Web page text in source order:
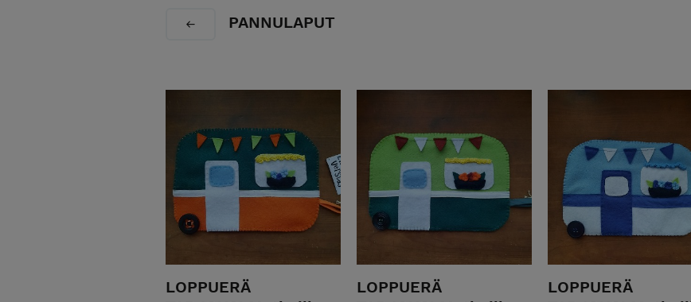
luontoon ja ekologisuuteen, niissä hyödynnetään monenlaisia
käsityötekniikoita. Tee se itse tuotteista löydät hauskoja settejä itse tehtäviin
1.6.2026 alkaen tuotteiden hinnat eivät sisällä enään ALV 25,5%, sillä
EkoRisain verstas ei ole enään arvonlisävero velvollinen liiketoiminnan
vähäisyyden vuoksi.
PANNULAPUT
LOPPUERÄ
LOPPUERÄ
LOPPUERÄ